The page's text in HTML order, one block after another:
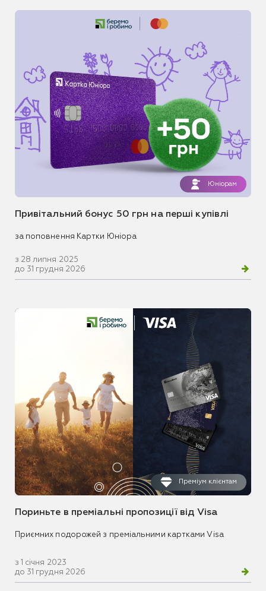
Юніорам
Привітальний бонус 50 грн на перші купівлі
за поповнення Картки Юніора
з 28 липня 2025
до 31 грудня 2026
Преміум клієнтам
Пориньте в преміальні пропозиції від Visa
Приємних подорожей з преміальними картками Visa
з 1 січня 2023
до 31 грудня 2026